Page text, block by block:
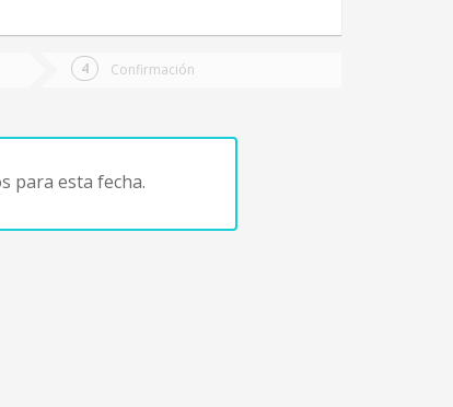
Confirmación
para esta fecha.